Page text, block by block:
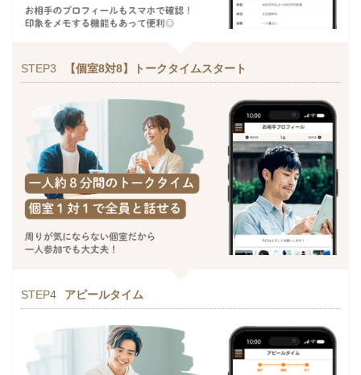
STEP3 【個室8対8】トークタイムスタート
STEP4 アピールタイム